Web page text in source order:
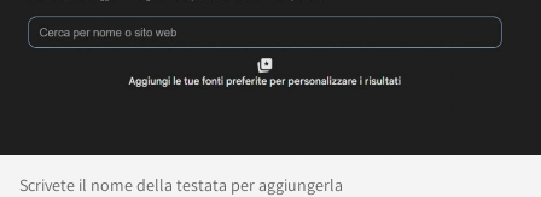
Scrivete il nome della testata per aggiungerla